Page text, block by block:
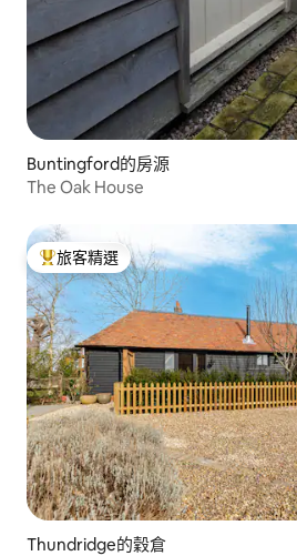
Buntingford的房源
The Oak House
旅客精選榜首
旅客精選
Thundridge的穀倉